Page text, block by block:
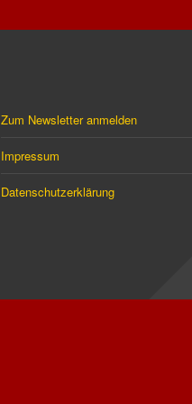
Zum Newsletter anmelden
Impressum
Datenschutzerklärung